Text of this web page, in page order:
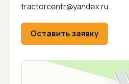
tractorcentr@yandex.ru
Оставить заявку